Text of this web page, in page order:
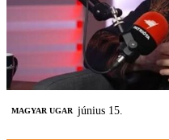
MAGYAR UGAR június 15.